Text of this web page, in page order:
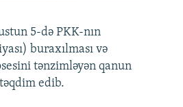
360p 480p
1080p
360p
480p
5-də PKK-nın
buraxılması və
tənzimləyən qanun
edib.